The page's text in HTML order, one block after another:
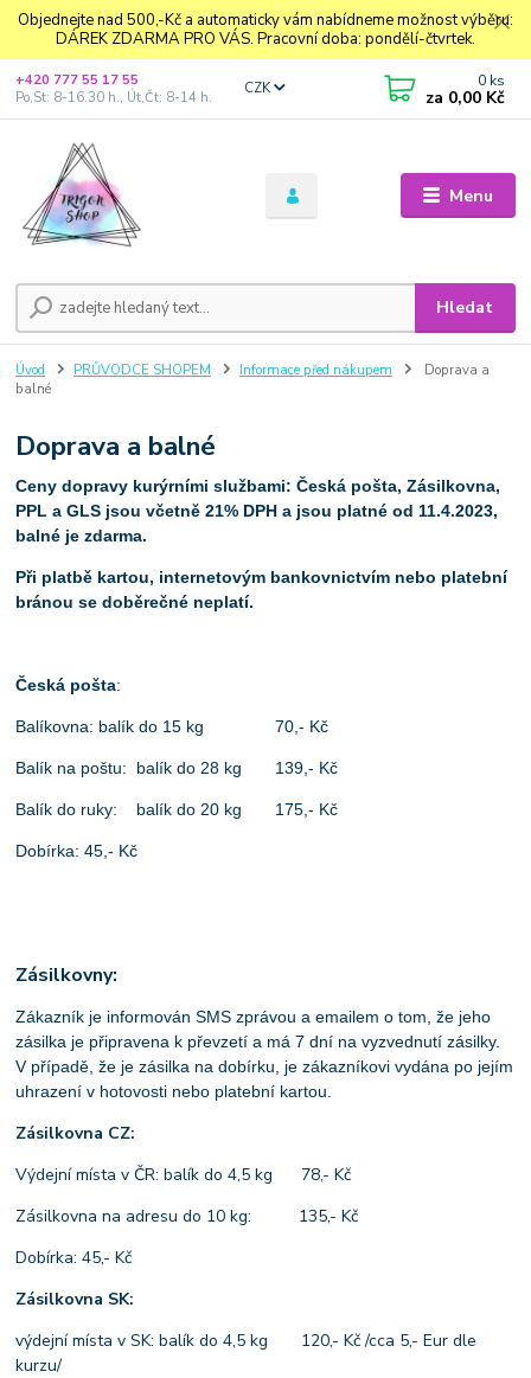
Objednejte nad 500,-Kč a automaticky vám nabídneme možnost výběru:
DÁREK ZDARMA PRO VÁS. Pracovní doba: pondělí-čtvrtek.
Menu
CZK
Hledat
+420 777 55 17 55
Po,St: 8-16.30 h., Út,Čt: 8-14 h.
0 ks
za 0,00 Kč
Úvod PRŮVODCE SHOPEM Informace před nákupem
Doprava a
balné
Doprava a balné
Ceny dopravy kurýrními službami: Česká pošta, Zásilkovna,
PPL a GLS jsou včetně 21% DPH a jsou platné od 11.4.2023,
balné je zdarma.
Při platbě kartou, internetovým bankovnictvím nebo platební
bránou se doběrečné neplatí.
Česká pošta:
Balíkovna: balík do 15 kg 70,- Kč
Balík na poštu: balík do 28 kg 139,- Kč
Balík do ruky: balík do 20 kg 175,- Kč
Dobírka: 45,- Kč
Zásilkovny:
Zákazník je informován SMS zprávou a emailem o tom, že jeho
zásilka je připravena k převzetí a má 7 dní na vyzvednutí zásilky.
V případě, že je zásilka na dobírku, je zákazníkovi vydána po jejím
uhrazení v hotovosti nebo platební kartou.
Zásilkovna CZ:
Výdejní místa v ČR: balík do 4,5 kg 78,- Kč
Zásilkovna na adresu do 10 kg: 135,- Kč
Dobírka: 45,- Kč
Zásilkovna SK:
výdejní místa v SK: balík do 4,5 kg 120,- Kč /cca 5,- Eur dle
kurzu/